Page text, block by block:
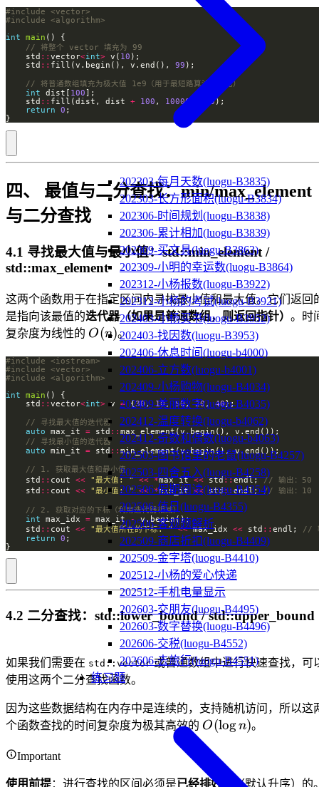
202303-每月天数(luogu-B3835)
202303-长方形面积(luogu-B3834)
202306-时间规划(luogu-B3838)
202306-累计相加(luogu-B3839)
202309-买文具(luogu-B3863)
202309-小明的幸运数(luogu-B3864)
202312-小杨报数(luogu-B3922)
202312-小杨的考试(luogu-B3921)
202403-小杨买书(luogu-B3952)
202403-找因数(luogu-B3953)
202406-休息时间(luogu-b4000)
202406-立方数(luogu-b4001)
202409-小杨购物(luogu-B4034)
202409-美丽数字(luogu-B4035)
202412-温度转换(luogu-b4062)
202412-奇数和偶数(luogu-b4063)
202503-图书馆里的老鼠(luogu-B4257)
202503-四舍五入(luogu-B4258)
202506-假期阅读(luogu-B4354)
202506-值日(luogu-B4355)
202506-客观题解析
202509-商店折扣(luogu-B4409)
202509-金字塔(luogu-B4410)
202512-小杨的爱心快递
202512-手机电量显示
202603-交朋友(luogu-B4495)
202603-数字替换(luogu-B4496)
202606-交税(luogu-B4552)
202606-去旅行(luogu-B4551)
练习题
#include
<vector>
#include
<algorithm>
int
main
    std
:: vector<int> v( 10
    std
:: fill(v.begin(), v.end(), 99
int dist[ 100
    std
:: fill(dist, dist + 100 , 1000000000
return
0
}
四、 最值与二分查找：min/max_element
与二分查找
4.1 寻找最大值与最小值：std::min_element /
std::max_element
这两个函数用于在指定区间内寻找最小值和最大值。它们返回
是指向该最值的迭代器（如果是普通数组，则返回指针） 。时
复杂度为线性的 O(n)
O(n)。
#include
<iostream>
#include
<vector>
#include
<algorithm>
int
main
    std
:: vector<int> v = {30, 10, 50, 20, 40
auto max_it = std ::
auto min_it = std ::
    std
:: cout << "最大值: " << *max_it << std::endl;
    std
:: cout << "最小值: " << *min_it << std::endl;
int max_idx = max_it -
    std
:: cout << "最大值所在的下标: " << max_idx << std :: endl;
return
0
}
4.2 二分查找：std::lower_bound / std::upper_bound
如果我们需要在 std::vector或普通数组中进行快速查找，可
使用这两个二分查找函数。
因为这些数据结构在内存中是连续的，支持随机访问，所以这
个函数查找的时间复杂度为极其高效的 O(\log
n)
O(logn)。
Important
使用前提：进行查找的区间必须是已经排好序 （默认升序）的